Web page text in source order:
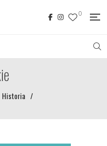
0
Historia /